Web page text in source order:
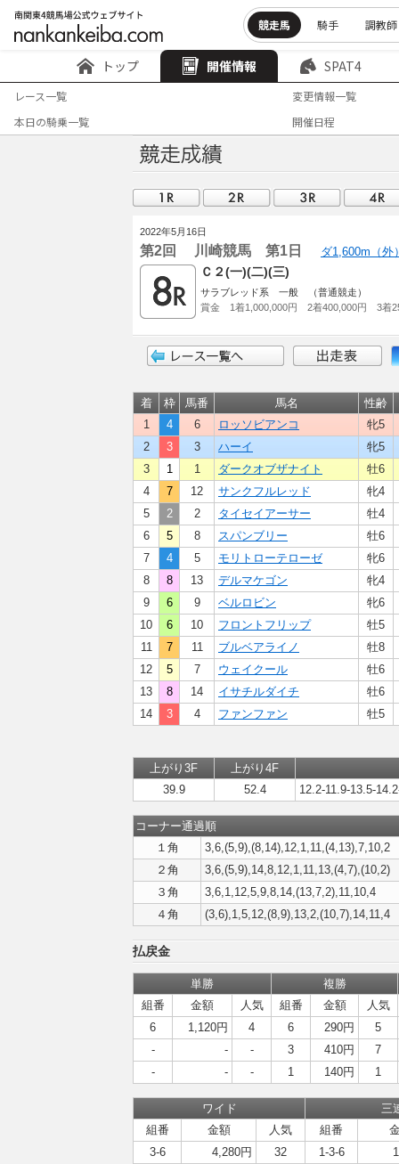
競走馬 騎手 調教師
トップ 開催情報 SPAT4
レース一覧
変更情報一覧
本日の騎乗一覧
開催日程
2022年5月16日
第2回 川崎競馬 第1日 ダ1,600m（外
Ｃ２(一)(二)(三)
サラブレッド系 一般 （普通競走）
賞金 1着1,000,000円 2着400,000円 3着
着 枠 馬番 馬名
性齢
1
4 6 ロッソビアンコ
牝5
2
3 3 ハーイ
牝5
3
1 1 ダークオブザナイト
牡6
4
7 12 サンクフルレッド
牝4
5
2 2 タイセイアーサー
牡4
6
5 8 スパンブリー
牡6
7
4 5 モリトローテローゼ
牝6
8
8 13 デルマケゴン
牝4
9
6 9 ベルロビン
牝6
10
6 10 フロントフリップ
牡5
11
7 11 ブルベアライノ
牡8
12
5 7 ウェイクール
牡6
13
8 14 イサチルダイチ
牡6
14
3 4 ファンファン 牡5
上がり3F
上がり4F
39.9
52.4 12.2-11.9-13.5-
コーナー通過順
１角
3,6,(5,9),(8,14),12,1,11,(4,13),7,10,2
２角
3,6,(5,9),14,8,12,1,11,13,(4,7),(10,2)
３角
3,6,1,12,5,9,8,14,(13,7,2),11,10,4
４角
(3,6),1,5,12,(8,9),13,2,(10,7),14,11,4
払戻金
単勝
複勝
組番
金額 人気 組番 金額
人気
6
1,120円 4 6 290円
5
-
- - 3 410円
7
-
- - 1 140円 1
ワイド
三
組番
金額 人気 組番
3-6
4,280円 32 1-3-6